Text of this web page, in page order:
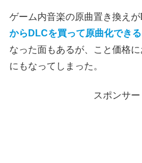
ゲーム内音楽の原曲置き換えが
からDLCを買って原曲化でき
なった面もあるが、こと価格
にもなってしまった。
スポンサー